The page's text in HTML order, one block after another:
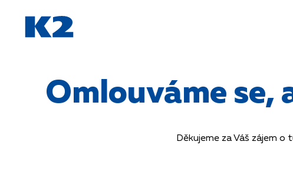
Omlouváme se,
Děkujeme za Váš zájem